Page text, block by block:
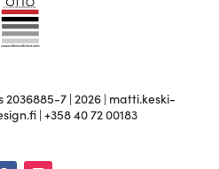
7 | 2026 | matti.keski-
| +358 40 72 00183